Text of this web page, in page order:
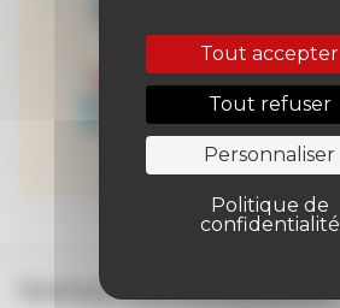
Tout accepter
Tout refuser
Personnaliser
Politique de
confidentialité
Inscrivez-vous à la newsletter